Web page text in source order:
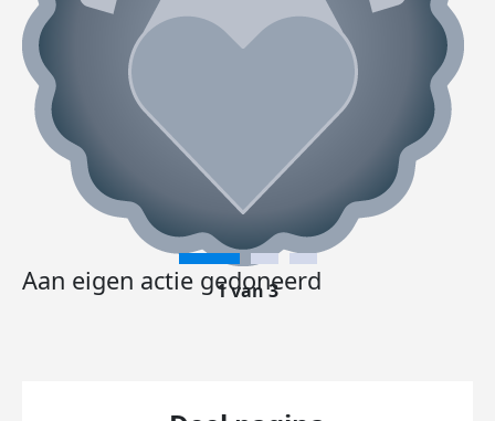
Aan eigen actie gedoneerd
1 van 3